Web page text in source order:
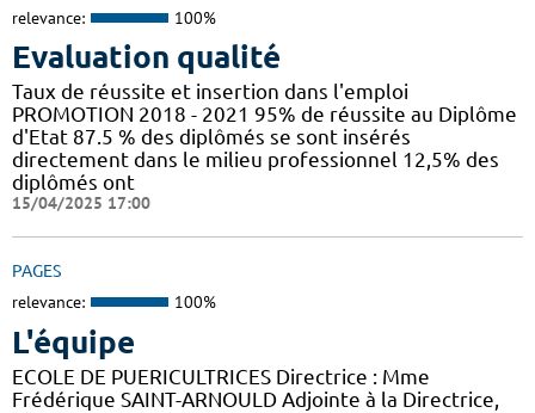
relevance: 100%
Evaluation qualité
Taux de réussite et insertion dans l'emploi
PROMOTION 2018 - 2021 95% de réussite au Diplôme
d'Etat 87.5 % des diplômés se sont insérés
directement dans le milieu professionnel 12,5% des
diplômés ont
15/04/2025 17:00
PAGES
relevance: 100%
L'équipe
ECOLE DE PUERICULTRICES Directrice : Mme
Frédérique SAINT-ARNOULD Adjointe à la Directrice,